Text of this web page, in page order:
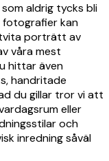
aldrig tycks bli
kan
porträtt av
våra mest
hittar även
handritade
du gillar tror vi att
eller
och
inredning såväl